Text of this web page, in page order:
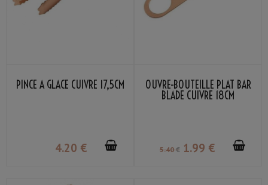
PINCE À GLACE CUIVRE 17,5CM
4.20 €
OUVRE-BOUTEILLE PLAT BAR
BLADE CUIVRE 18CM
5.40 € 1.99 €